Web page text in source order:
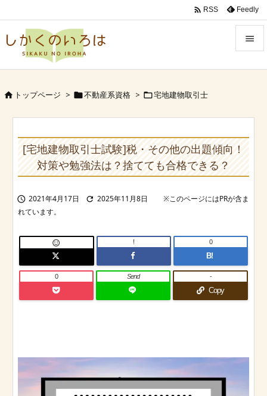

Prev
Search
 RSS Feedly
 トップページ > 不動産系資格 > 宅地建物取引士
[宅地建物取引士試験]税・その他の出題傾向！
対策や勉強法は？捨てても合格できる？
 2021年4月17日  2025年11月8日
 !
B!
0
0 Send
Copy
-